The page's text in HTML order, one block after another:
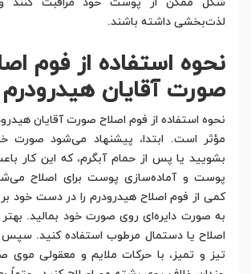
لذت‌بخشی داشته باشند.
نحوه استفاده از فوم
صورت آقایان هیدرودرم
نحوه استفاده از فوم اصلاح صورت آقایان
مؤثر است. ابتدا، پیشنهاد می‌شود صورت
بشویید یا پس از حمام آبگرم، که این کار
پوست و آماده‌سازی پوست برای اصلاح
کمی از فوم اصلاح هیدرودرم را در دست خود
به صورت دایره‌ای روی صورت خود بمالید.
اصلاح یا دستمال مرطوب استفاده کنید.
تیز و تمیز، با حرکات ملایم و معقولی موی